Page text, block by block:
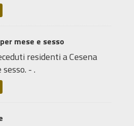
mese e sesso
residenti a Cesena
- .